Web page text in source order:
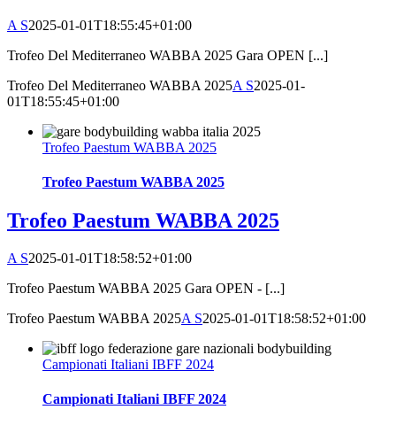
A S2025-01-01T18:55:45+01:00
Trofeo Del Mediterraneo WABBA 2025 Gara OPEN [...]
Trofeo Del Mediterraneo WABBA 2025A S2025-01-
01T18:55:45+01:00
Trofeo Paestum WABBA 2025
Trofeo Paestum WABBA 2025
Trofeo Paestum WABBA 2025
A S2025-01-01T18:58:52+01:00
Trofeo Paestum WABBA 2025 Gara OPEN - [...]
Trofeo Paestum WABBA 2025A S2025-01-01T18:58:52+01:00
Campionati Italiani IBFF 2024
Campionati Italiani IBFF 2024